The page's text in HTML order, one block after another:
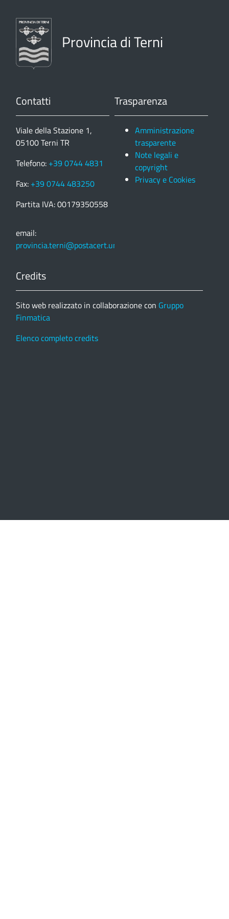
Provincia di Terni
Contatti
Viale della Stazione 1,
05100 Terni TR
Telefono: +39 0744 4831
Fax: +39 0744 483250
Partita IVA: 00179350558
email:
provincia.terni@postacert.umbria.it
Trasparenza
Amministrazione
trasparente
Note legali e
copyright
Privacy e Cookies
Credits
Sito web realizzato in collaborazione con Gruppo
Finmatica
Elenco completo credits